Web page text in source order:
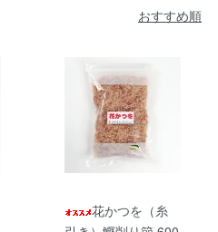
おすすめ順
花かつを（糸